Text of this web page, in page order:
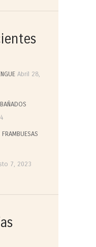
Abril 28,
7, 2023